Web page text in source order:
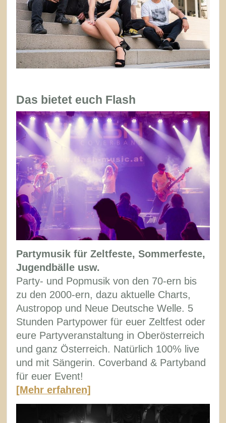
Das bietet euch Flash
Partymusik für Zeltfeste, Sommerfeste,
Jugendbälle usw.
Party- und Popmusik von den 70-ern bis
zu den 2000-ern, dazu aktuelle Charts,
Austropop und Neue Deutsche Welle. 5
Stunden Partypower für euer Zeltfest oder
eure Partyveranstaltung in Oberösterreich
und ganz Österreich. Natürlich 100% live
und mit Sängerin. Coverband & Partyband
für euer Event!
[Mehr erfahren]